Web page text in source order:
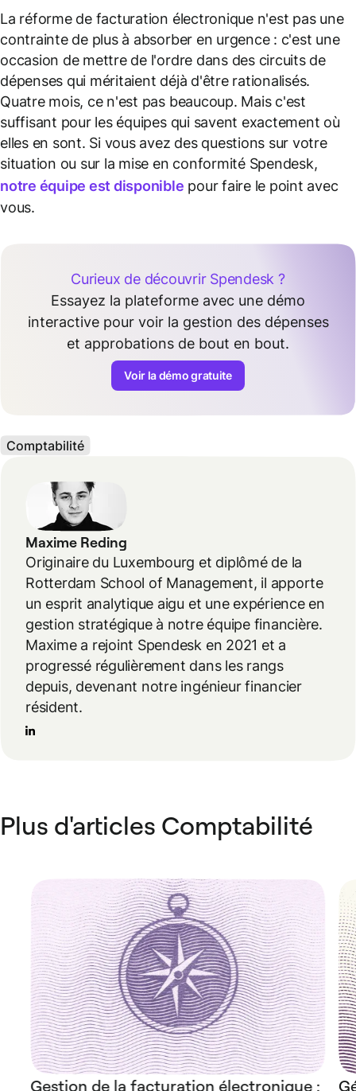
La réforme de facturation électronique n'est pas une
contrainte de plus à absorber en urgence : c'est une
occasion de mettre de l'ordre dans des circuits de
dépenses qui méritaient déjà d'être rationalisés.
Quatre mois, ce n'est pas beaucoup. Mais c'est
suffisant pour les équipes qui savent exactement où
elles en sont. Si vous avez des questions sur votre
situation ou sur la mise en conformité Spendesk,
notre équipe est disponible pour faire le point avec
vous.
Curieux de découvrir Spendesk ?
Essayez la plateforme avec une démo
interactive pour voir la gestion des dépenses
et approbations de bout en bout.
Voir la démo gratuite
Comptabilité
Maxime Reding
Originaire du Luxembourg et diplômé de la
Rotterdam School of Management, il apporte
un esprit analytique aigu et une expérience en
gestion stratégique à notre équipe financière.
Maxime a rejoint Spendesk en 2021 et a
progressé régulièrement dans les rangs
depuis, devenant notre ingénieur financier
résident.
Plus d'articles Comptabilité
Gestion de la facturation électronique :